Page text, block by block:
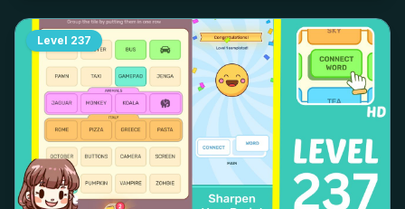
Level 237